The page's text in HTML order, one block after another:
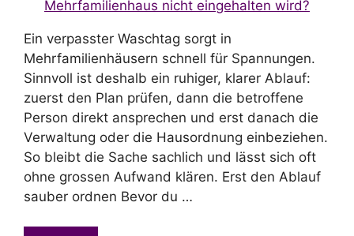
Ein verpasster Waschtag sorgt in
Mehrfamilienhäusern schnell für Spannungen.
Sinnvoll ist deshalb ein ruhiger, klarer Ablauf:
zuerst den Plan prüfen, dann die betroffene
Person direkt ansprechen und erst danach die
Verwaltung oder die Hausordnung einbeziehen.
So bleibt die Sache sachlich und lässt sich oft
ohne grossen Aufwand klären. Erst den Ablauf
sauber ordnen Bevor du …